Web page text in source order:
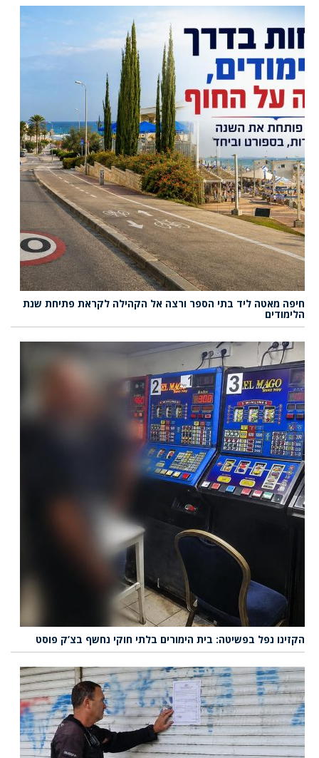
חיפה מאטה ליד בתי הספר ורצה אל הקהילה לקראת פתיחת שנת
הלימודים
הקזינו נפל בפשיטה: בית הימורים בלתי חוקי נחשף בצ’ק פוסט